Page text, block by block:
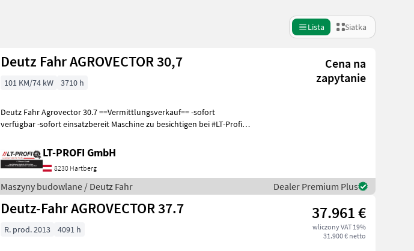
Lista Siatka
Deutz Fahr AGROVECTOR 30,7
Cena na
zapytanie
101 KM/74 kW 3710 h
Deutz Fahr Agrovector 30.7 ==Vermittlungsverkauf== -sofort
verfügbar -sofort einsatzbereit Maschine zu besichtigen bei #LT-Profi
LT-PROFI GmbH
8230 Hartberg
Maszyny budowlane / Deutz Fahr Dealer Premium Plus
Deutz-Fahr AGROVECTOR 37.7 37.961 €
wliczony VAT 19%
31.900 € netto
R. prod. 2013 4091 h